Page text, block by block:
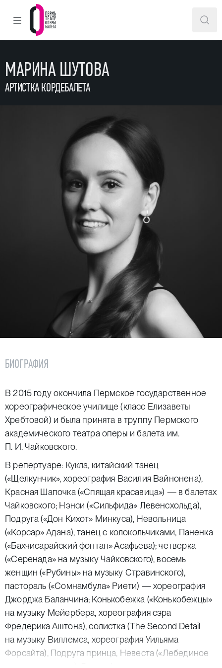
ГЛАВНОЕ МЕНЮ
Пермский театр оперы и балета
МАРИНА ШУТОВА
АРТИСТКА КОРДЕБАЛЕТА
БИОГРАФИЯ
В 2015 году окончила Пермское государственное
хореографическое училище (класс Елизаветы
Хребтовой) и была принята в труппу Пермского
академического театра оперы и балета им.
П. И. Чайковского.
В репертуаре: Кукла, китайский танец
(«Щелкунчик», хореография Василия Вайнонена),
Красная Шапочка («Спящая красавица») — в балетах
Чайковского; Нэнси («Сильфида» Левенсхольда),
Подруга («Дон Кихот» Минкуса), Невольница
(«Корсар» Адана), танец с колокольчиками, Паненка
(«Бахчисарайский фонтан» Асафьева); четверка
(«Серенада» на музыку Чайковского), восемь
женщин («Рубины» на музыку Стравинского),
пастораль («Сомнамбула» Риети) — хореография
Джорджа Баланчина; Конькобежка («Конькобежцы»
на музыку Мейербера, хореография сэра
Фредерика Аштона), солистка (The Second Detail
на музыку Виллемса, хореография Уильяма
Форсайта), Подруга принца, Невеста («Лебединое